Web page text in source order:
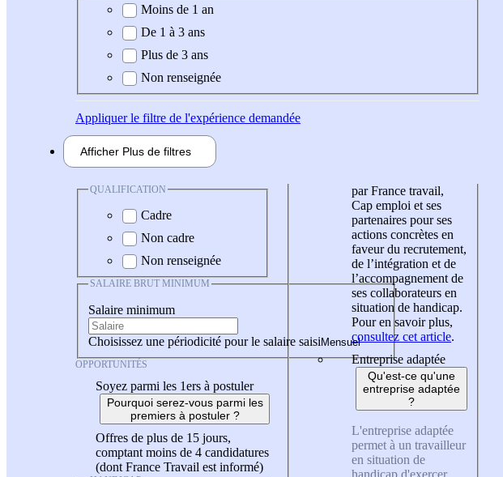
Expérience demandée
Moins de 1 an
De 1 à 3 ans
Plus de 3 ans
Non renseignée
Appliquerle filtre de l'expérience demandée
Afficher Plus de filtres
QUALIFICATION
Cadre
Non cadre
Non renseignée
SALAIRE BRUT MINIMUM
Salaire minimum
Choisissez une périodicité pour le salaire saisi
OPPORTUNITÉS
Soyez parmi les 1ers à postuler
Pourquoi serez-vous parmi les
premiers à postuler ?
Offres de plus de 15 jours,
comptant moins de 4 candidatures
(dont France Travail est informé)
par France travail,
Cap emploi et ses
partenaires pour ses
actions concrètes en
faveur du recrutement,
de l’intégration et de
l’accompagnement de
ses collaborateurs en
situation de handicap.
Pour en savoir plus,
consultez cet article.
Entreprise adaptée
Qu'est-ce qu'une
entreprise adaptée
?
L'entreprise adaptée
permet à un travailleur
en situation de
handicap d'exercer